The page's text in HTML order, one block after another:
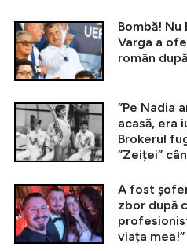
Bombă! Nu
Varga a
român
”Pe Nadia
acasă, era
Brokerul
”Zeiței”
A fost
zbor după
viața mea!”